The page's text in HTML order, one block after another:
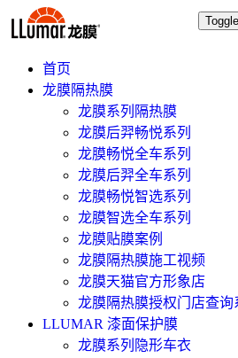
首页
龙膜隔热膜
龙膜系列隔热膜
龙膜后羿畅悦系列
龙膜畅悦全车系列
龙膜后羿全车系列
龙膜畅悦智选系列
龙膜智选全车系列
龙膜贴膜案例
龙膜隔热膜施工视频
龙膜天猫官方形象店
龙膜隔热膜授权门店查询
LLUMAR 漆面保护膜
龙膜系列隐形车衣